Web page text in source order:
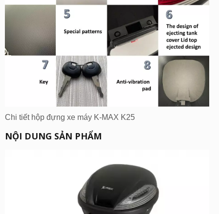
Chi tiết hộp đựng xe máy K-MAX K25
NỘI DUNG SẢN PHẨM